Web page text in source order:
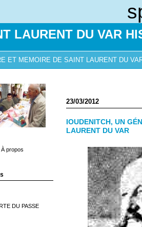
LAURENT DU VAR
ET MEMOIRE DE SAINT LAURENT DU
À propos
DU PASSE
23/03/2012
IOUDENITCH, UN
LAURENT DU VAR